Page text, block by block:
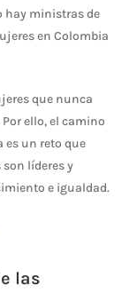
hay ministras de
en Colombia
que nunca
ello, el camino
es un reto que
líderes y
e igualdad.
las